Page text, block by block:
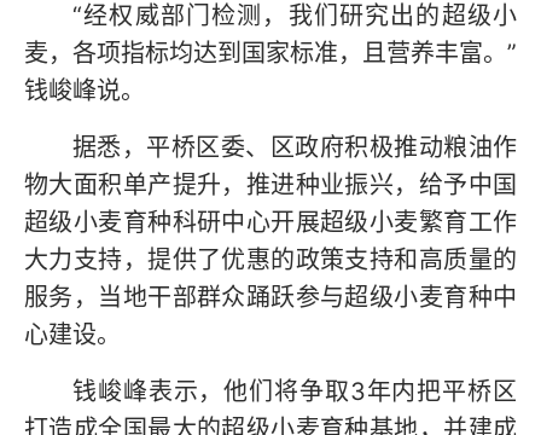
“经权威部门检测，我们研究出的超级小
麦，各项指标均达到国家标准，且营养丰富。”
钱峻峰说。
据悉，平桥区委、区政府积极推动粮油作
物大面积单产提升，推进种业振兴，给予中国
超级小麦育种科研中心开展超级小麦繁育工作
大力支持，提供了优惠的政策支持和高质量的
服务，当地干部群众踊跃参与超级小麦育种中
心建设。
钱峻峰表示，他们将争取3年内把平桥区
打造成全国最大的超级小麦育种基地，并建成